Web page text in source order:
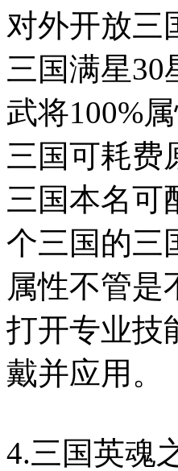
对外开放三
三国满星
武将100%
三国可耗费
三国本名可
个三国的三
属性不管是
打开专业技
戴并应用。
4.三国英魂